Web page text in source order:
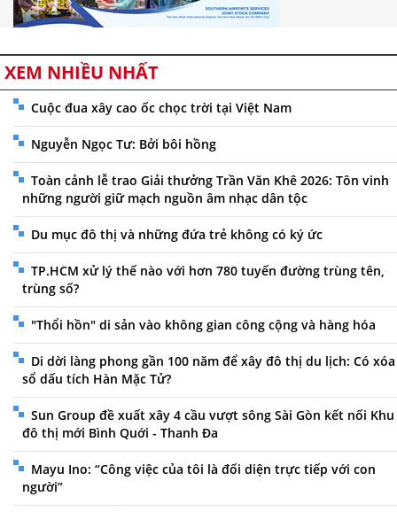
XEM NHIỀU NHẤT
Cuộc đua xây cao ốc chọc trời tại Việt Nam
Nguyễn Ngọc Tư: Bởi bôi hồng
Toàn cảnh lễ trao Giải thưởng Trần Văn Khê 2026: Tôn vinh
những người giữ mạch nguồn âm nhạc dân tộc
Du mục đô thị và những đứa trẻ không có ký ức
TP.HCM xử lý thế nào với hơn 780 tuyến đường trùng tên,
trùng số?
"Thổi hồn" di sản vào không gian công cộng và hàng hóa
Di dời làng phong gần 100 năm để xây đô thị du lịch: Có xóa
sổ dấu tích Hàn Mặc Tử?
Sun Group đề xuất xây 4 cầu vượt sông Sài Gòn kết nối Khu
đô thị mới Bình Quới - Thanh Đa
Mayu Ino: “Công việc của tôi là đối diện trực tiếp với con
người”